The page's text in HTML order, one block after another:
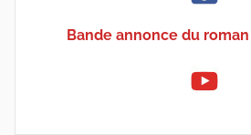
Bande annonce du roman